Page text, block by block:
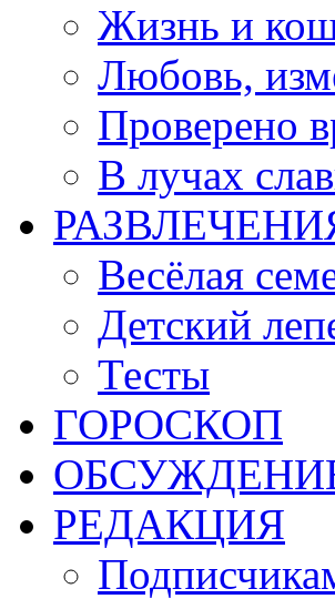
Жизнь и
Любовь,
Проверено
В лучах
Весёлая
Детский
Тесты
ГОРОСКОП
РЕДАКЦИЯ